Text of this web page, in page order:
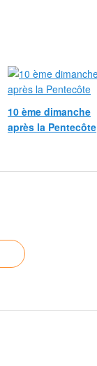
10 ème dimanche
après la Pentecôte